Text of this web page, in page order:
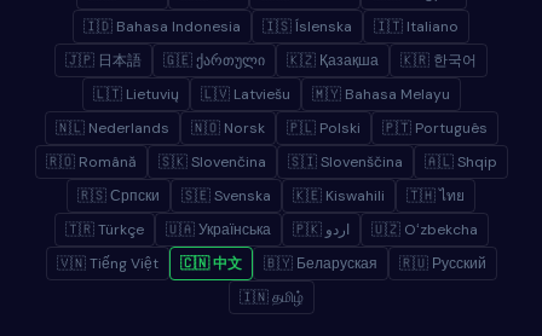
🇮🇩 Bahasa Indonesia
🇮🇸 Íslenska
🇮🇹 Italiano
🇯🇵 日本語
🇬🇪 ქართული 🇰🇿 Қазақша
🇰🇷 한국어
🇱🇹 Lietuvių
🇱🇻 Latviešu
🇲🇾 Bahasa Melayu
🇳🇱 Nederlands
🇳🇴 Norsk 🇵🇱 Polski
🇵🇹 Português
🇷🇴 Română
🇸🇰 Slovenčina 🇸🇮 Slovenščina
🇦🇱 Shqip
🇷🇸 Српски
🇸🇪 Svenska 🇰🇪 Kiswahili
🇹🇭 ไทย
🇹🇷 Türkçe
🇺🇦 Українська 🇵🇰 اردو
🇺🇿 Oʻzbekcha
🇻🇳 Tiếng Việt
🇨🇳 中文 🇧🇾 Беларуская
🇷🇺 Русский
🇮🇳 தமிழ்